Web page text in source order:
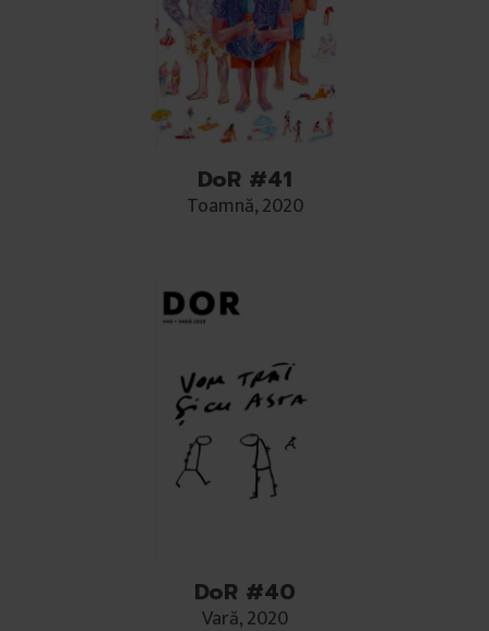
DoR #41
Toamnă, 2020
DoR #40
Vară, 2020